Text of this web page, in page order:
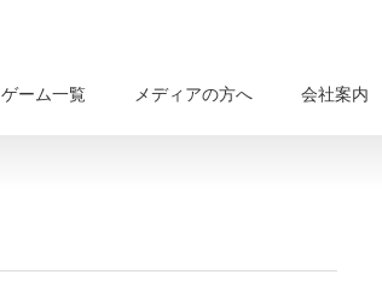
ゲーム一覧 メディアの方へ 会社案内